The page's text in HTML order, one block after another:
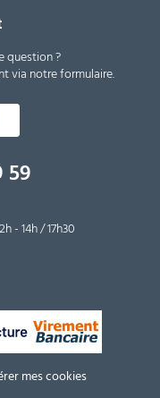
question ?
via notre formulaire.
59
- 14h / 17h30
mes cookies